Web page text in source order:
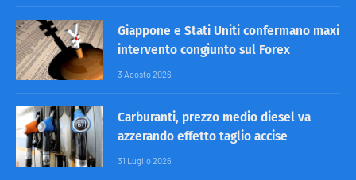
Giappone e Stati Uniti confermano maxi
intervento congiunto sul Forex
3 Agosto 2026
Carburanti, prezzo medio diesel va
azzerando effetto taglio accise
31 Luglio 2026